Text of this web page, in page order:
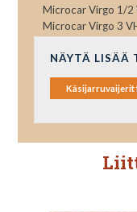
Microcar Virgo 1/2
Microcar Virgo 3
NÄYTÄ LISÄÄ
Käsijarruvaijerit